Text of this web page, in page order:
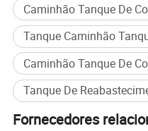
Marca do veículo
Tara(kg)
Potência do motor (kw)
Caixa de velocidades
Tamanho do veículo (mm)
Número de eixos
Caminhão Tanque De
Tanque Caminhão
Caminhão Tanque De
Fornecedores